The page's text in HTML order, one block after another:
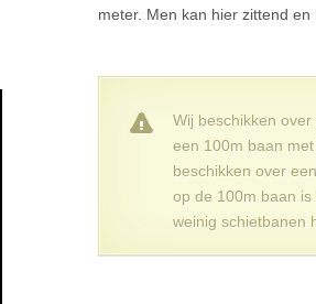
meter. Men kan hier zittend en
Wij beschikken
een 100m baan
beschikken over
op de 100m baan
weinig schietbanen